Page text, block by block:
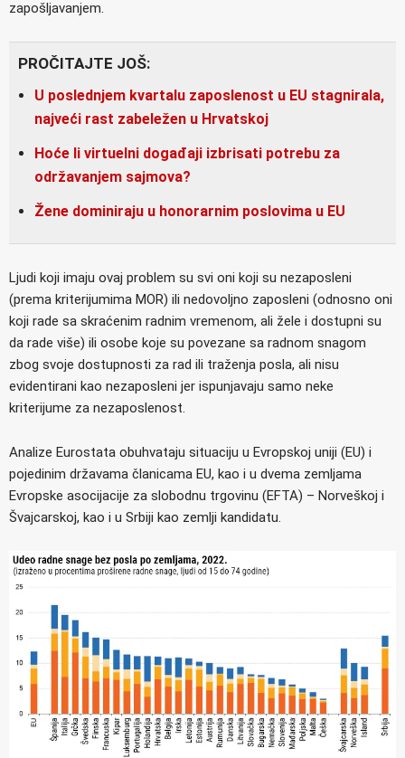
zapošljavanjem.
PROČITAJTE JOŠ:
U poslednjem kvartalu zaposlenost u EU stagnirala,
najveći rast zabeležen u Hrvatskoj
Hoće li virtuelni događaji izbrisati potrebu za
održavanjem sajmova?
Žene dominiraju u honorarnim poslovima u EU
Ljudi koji imaju ovaj problem su svi oni koji su nezaposleni
(prema kriterijumima MOR) ili nedovoljno zaposleni (odnosno oni
koji rade sa skraćenim radnim vremenom, ali žele i dostupni su
da rade više) ili osobe koje su povezane sa radnom snagom
zbog svoje dostupnosti za rad ili traženja posla, ali nisu
evidentirani kao nezaposleni jer ispunjavaju samo neke
kriterijume za nezaposlenost.
Analize Eurostata obuhvataju situaciju u Evropskoj uniji (EU) i
pojedinim državama članicama EU, kao i u dvema zemljama
Evropske asocijacije za slobodnu trgovinu (EFTA) – Norveškoj i
Švajcarskoj, kao i u Srbiji kao zemlji kandidatu.